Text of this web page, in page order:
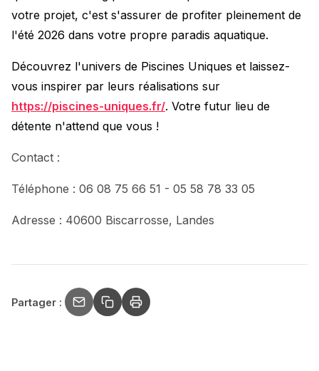
votre projet, c'est s'assurer de profiter pleinement de
l'été 2026 dans votre propre paradis aquatique.
Découvrez l'univers de Piscines Uniques et laissez-
vous inspirer par leurs réalisations sur
https://piscines-uniques.fr/. Votre futur lieu de
détente n'attend que vous !
Contact :
Téléphone : 06 08 75 66 51 - 05 58 78 33 05
Adresse : 40600 Biscarrosse, Landes
Partager :